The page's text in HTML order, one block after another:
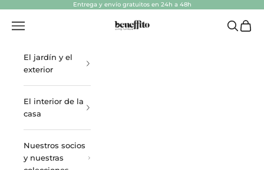
Entrega y envío gratuitos en 24h a 48h
beneffito.com
Abrir menú de navegación AbrirAbrir
El jardín y el
exterior
El interior de la
casa
Nuestros socios
y nuestras